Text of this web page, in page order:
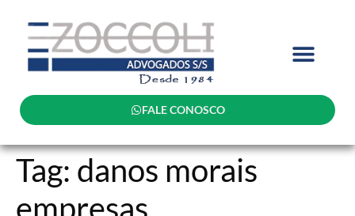
FALE CONOSCO
Tag: danos morais
empresas